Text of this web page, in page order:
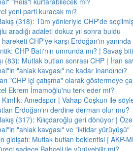
yeni parti kuracak mı?
(318): Tüm yönleriyle CHP'de
aradığı adaleti dokuz yıl sonra buldu
CHP'ye karşı Erdoğan'ın yanında
CHP Batı'nın umrunda mı? | Savaş
(83): Mutlak butlan sonrası CHP | İran
"ahlak kavgası" ne kadar inandırıcı?
"CHP içi çatışma" olarak göstermeye
Ekrem İmamoğlu'nu terk eder mi?
Amedspor | Vahap Coşkun ile
Erdoğan'ın derdine derman olur mu?
(317): Kılıçdaroğlu geri dönüyor |
"ahlak kavgası" ve "iktidar yürüyüşü"
gidişatı: Mutlak butlan beklentisi | AKP-
sadece Bahçeli ile yürüyebilir mi?